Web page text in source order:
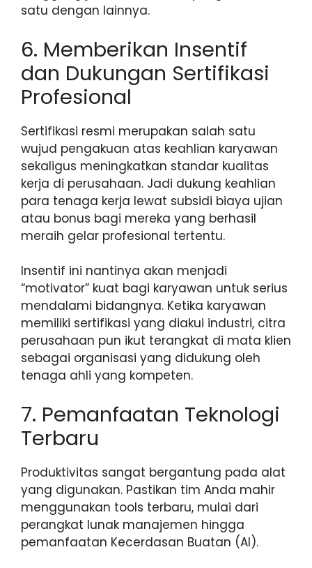
satu dengan lainnya.
6. Memberikan Insentif
dan Dukungan Sertifikasi
Profesional
Sertifikasi resmi merupakan salah satu
wujud pengakuan atas keahlian karyawan
sekaligus meningkatkan standar kualitas
kerja di perusahaan. Jadi dukung keahlian
para tenaga kerja lewat subsidi biaya ujian
atau bonus bagi mereka yang berhasil
meraih gelar profesional tertentu.
Insentif ini nantinya akan menjadi
“motivator” kuat bagi karyawan untuk serius
mendalami bidangnya. Ketika karyawan
memiliki sertifikasi yang diakui industri, citra
perusahaan pun ikut terangkat di mata klien
sebagai organisasi yang didukung oleh
tenaga ahli yang kompeten.
7. Pemanfaatan Teknologi
Terbaru
Produktivitas sangat bergantung pada alat
yang digunakan. Pastikan tim Anda mahir
menggunakan tools terbaru, mulai dari
perangkat lunak manajemen hingga
pemanfaatan Kecerdasan Buatan (AI).